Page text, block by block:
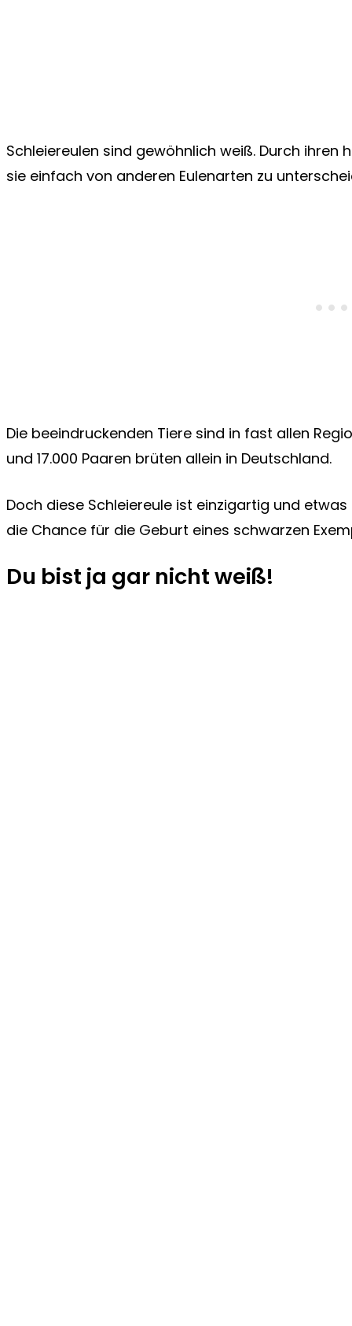
Schleiereulen sind gewöhnlich weiß. Durch
sie einfach von anderen Eulenarten zu
Die beeindruckenden Tiere sind in fast allen
und 17.000 Paaren brüten allein in Deutschland.
Doch diese Schleiereule ist einzigartig und
die Chance für die Geburt eines schwarzen
Du bist ja gar nicht weiß!